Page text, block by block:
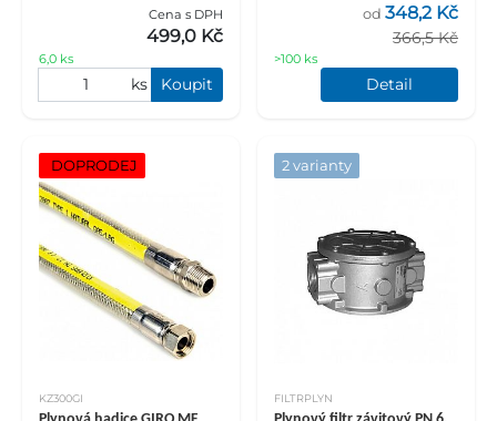
Cena s DPH
499,0 Kč
6,0 ks
ks Koupit
366,5 Kč
od 348,2 Kč
>100 ks
Detail
DOPRODEJ
KZ300GI
2 varianty
FILTRPLYN